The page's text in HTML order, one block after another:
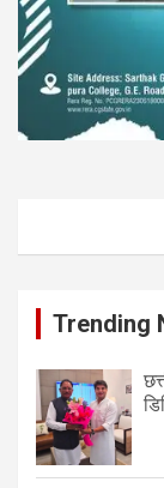
Trending